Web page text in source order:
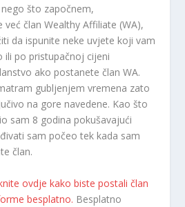
što započnem,
član Wealthy Affiliate (WA),
da ispunite neke uvjete koji vam
ili po pristupačnoj cijeni
ako postanete član WA.
gubljenjem vremena zato
na gore navedene. Kao što
sam 8 godina pokušavajući
sam počeo tek kada sam
član.
ovdje kako biste postali član
besplatno. Besplatno